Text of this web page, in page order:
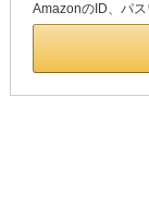
AmazonのID、パス